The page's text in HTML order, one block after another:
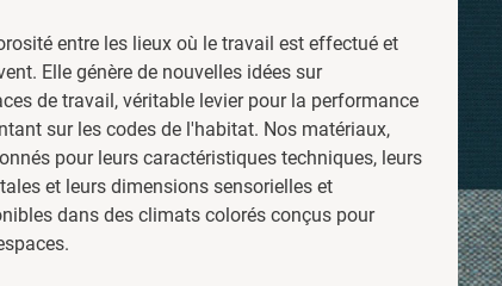
entre les lieux où le travail est effectué et
Elle génère de nouvelles idées sur
de travail, véritable levier pour la performance
sur les codes de l'habitat. Nos matériaux,
pour leurs caractéristiques techniques, leurs
et leurs dimensions sensorielles et
dans des climats colorés conçus pour